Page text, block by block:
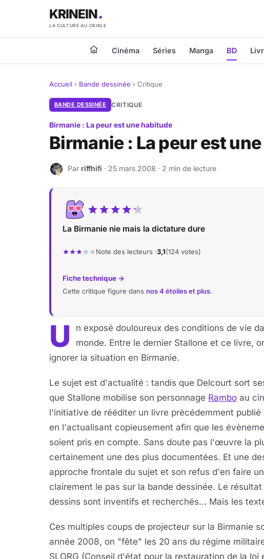
KRINEIN
LA CULTURE AU CRIBLE
Cinéma Séries Manga BD
Accueil › Bande dessinée › Critique
BANDE DESSINÉE CRITIQUE
Birmanie : La peur est une habitude
Birmanie : La peur est
R Par riffhifi · 25 mars 2008 · 2 min de lecture
La Birmanie nie mais la dictature dure
Note des lecteurs ·3,1(124 votes)
Fiche technique →
Cette critique figure dans nos 4 étoiles et plus.
U
n exposé douloureux des conditions de vie
monde. Entre le dernier Stallone et ce livre,
ignorer la situation en Birmanie.
Le sujet est d'actualité : tandis que Delcourt sort
que Stallone mobilise son personnage Rambo au
l'initiative de rééditer un livre précédemment
en l'actualisant copieusement afin que les
soient pris en compte. Sans doute pas l'œuvre la
certainement une des plus documentées. Et une
approche frontale du sujet et son refus d'en faire
clairement le pas sur la bande dessinée. Le
dessins sont inventifs et recherchés... Mais les
Ces multiples coups de projecteur sur la Birmanie
année 2008, on "fête" les 20 ans du régime
SLORG (Conseil d'état pour la restauration de la